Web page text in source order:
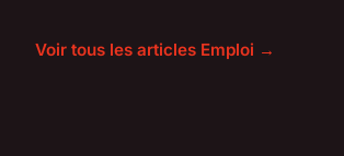
Voir tous les articles Emploi →